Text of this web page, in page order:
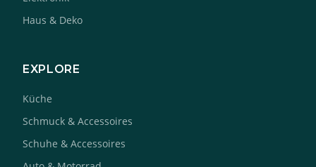
Haus & Deko
EXPLORE
Küche
Schmuck & Accessoires
Schuhe & Accessoires